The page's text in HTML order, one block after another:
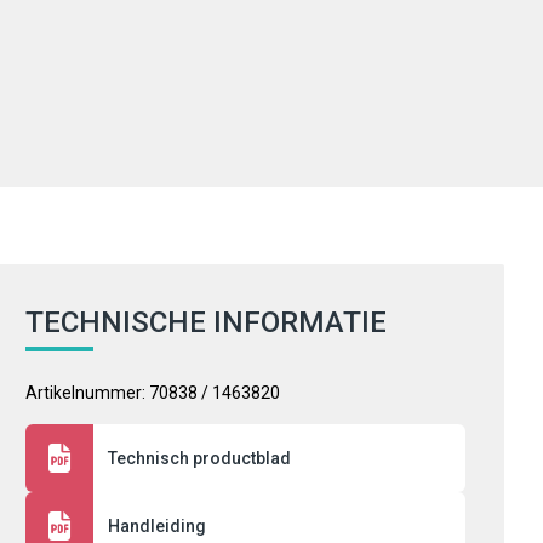
TECHNISCHE INFORMATIE
Artikelnummer: 70838 / 1463820
Technisch productblad
Handleiding